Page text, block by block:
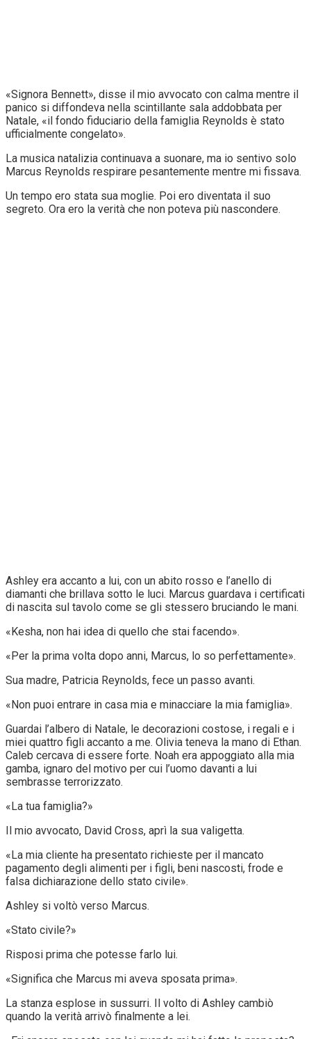
«Signora Bennett», disse il mio avvocato con calma mentre il
panico si diffondeva nella scintillante sala addobbata per
Natale, «il fondo fiduciario della famiglia Reynolds è stato
ufficialmente congelato».
La musica natalizia continuava a suonare, ma io sentivo solo
Marcus Reynolds respirare pesantemente mentre mi fissava.
Un tempo ero stata sua moglie. Poi ero diventata il suo
segreto. Ora ero la verità che non poteva più nascondere.
Ashley era accanto a lui, con un abito rosso e l’anello di
diamanti che brillava sotto le luci. Marcus guardava i certificati
di nascita sul tavolo come se gli stessero bruciando le mani.
«Kesha, non hai idea di quello che stai facendo».
«Per la prima volta dopo anni, Marcus, lo so perfettamente».
Sua madre, Patricia Reynolds, fece un passo avanti.
«Non puoi entrare in casa mia e minacciare la mia famiglia».
Guardai l’albero di Natale, le decorazioni costose, i regali e i
miei quattro figli accanto a me. Olivia teneva la mano di Ethan.
Caleb cercava di essere forte. Noah era appoggiato alla mia
gamba, ignaro del motivo per cui l’uomo davanti a lui
sembrasse terrorizzato.
«La tua famiglia?»
Il mio avvocato, David Cross, aprì la sua valigetta.
«La mia cliente ha presentato richieste per il mancato
pagamento degli alimenti per i figli, beni nascosti, frode e
falsa dichiarazione dello stato civile».
Ashley si voltò verso Marcus.
«Stato civile?»
Risposi prima che potesse farlo lui.
«Significa che Marcus mi aveva sposata prima».
La stanza esplose in sussurri. Il volto di Ashley cambiò
quando la verità arrivò finalmente a lei.